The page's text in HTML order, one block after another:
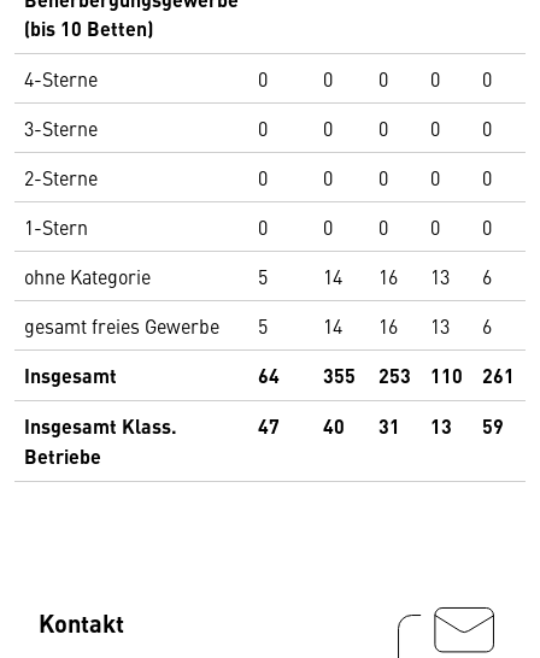
(bis 10 Betten)
4-Sterne 0 0 0 0 0
3-Sterne
0 0 0 0 0
2-Sterne
0 0 0 0 0
1-Stern
0 0 0 0 0
ohne Kategorie
5 14 16 13 6
gesamt freies Gewerbe
5 14 16 13 6
Insgesamt 64 355 253 110 261
Insgesamt Klass.
Betriebe
47 40 31 13 59
Kontakt